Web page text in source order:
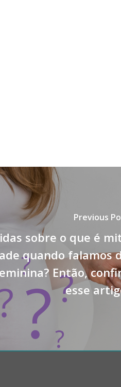
Previous
sobre o que é
quando falamos
Então,
esse